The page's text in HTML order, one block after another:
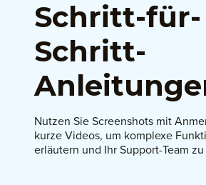
Schritt-für-
Schritt-
Nutzen Sie Screenshots mit
kurze Videos, um komplexe
erläutern und Ihr Support-Team